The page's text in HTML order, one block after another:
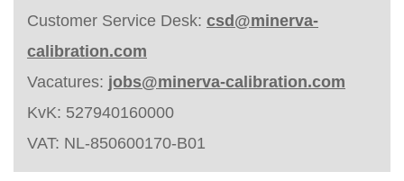
Customer Service Desk: csd@minerva-
calibration.com
Vacatures: jobs@minerva-calibration.com
KvK: 527940160000
VAT: NL-850600170-B01